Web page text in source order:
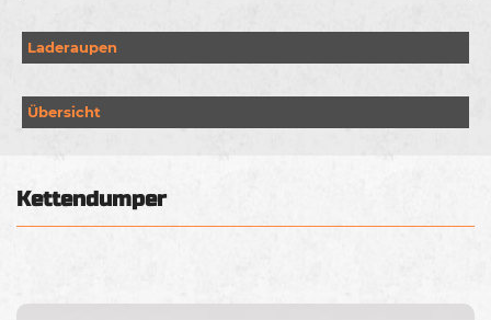
Laderaupen
Übersicht
Kettendumper